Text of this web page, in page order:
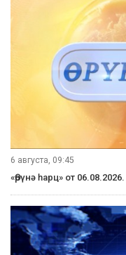
6 августа, 21:10
Вести Калмыкия.